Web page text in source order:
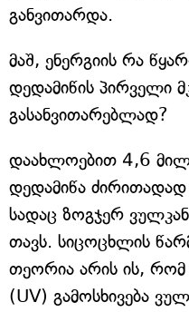
განვითარდა.
მაშ, ენერგიის რა
დედამიწის პირველი
გასანვითარებლად?
დაახლოებით 4,6
დედამიწა ძირითადად
სადაც ზოგჯერ
თავს. სიცოცხლის
თეორია არის ის,
(UV) გამოსხივება